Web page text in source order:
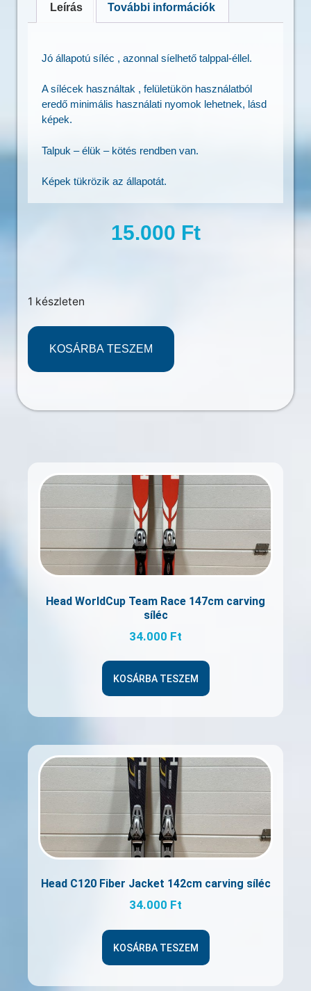
Leírás További információk
Jó állapotú síléc , azonnal síelhető talppal-éllel.
A sílécek használtak , felületükön használatból
eredő minimális használati nyomok lehetnek, lásd
képek.
Talpuk – élük – kötés rendben van.
Képek tükrözik az állapotát.
15.000 Ft
1 készleten
KOSÁRBA TESZEM
Head WorldCup Team Race 147cm carving
síléc
34.000 Ft
KOSÁRBA TESZEM
Head C120 Fiber Jacket 142cm carving síléc
34.000 Ft
KOSÁRBA TESZEM